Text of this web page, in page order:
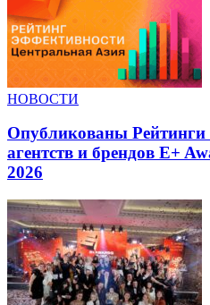
НОВОСТИ
Опубликованы Рейтинги
агентств и брендов E+
2026